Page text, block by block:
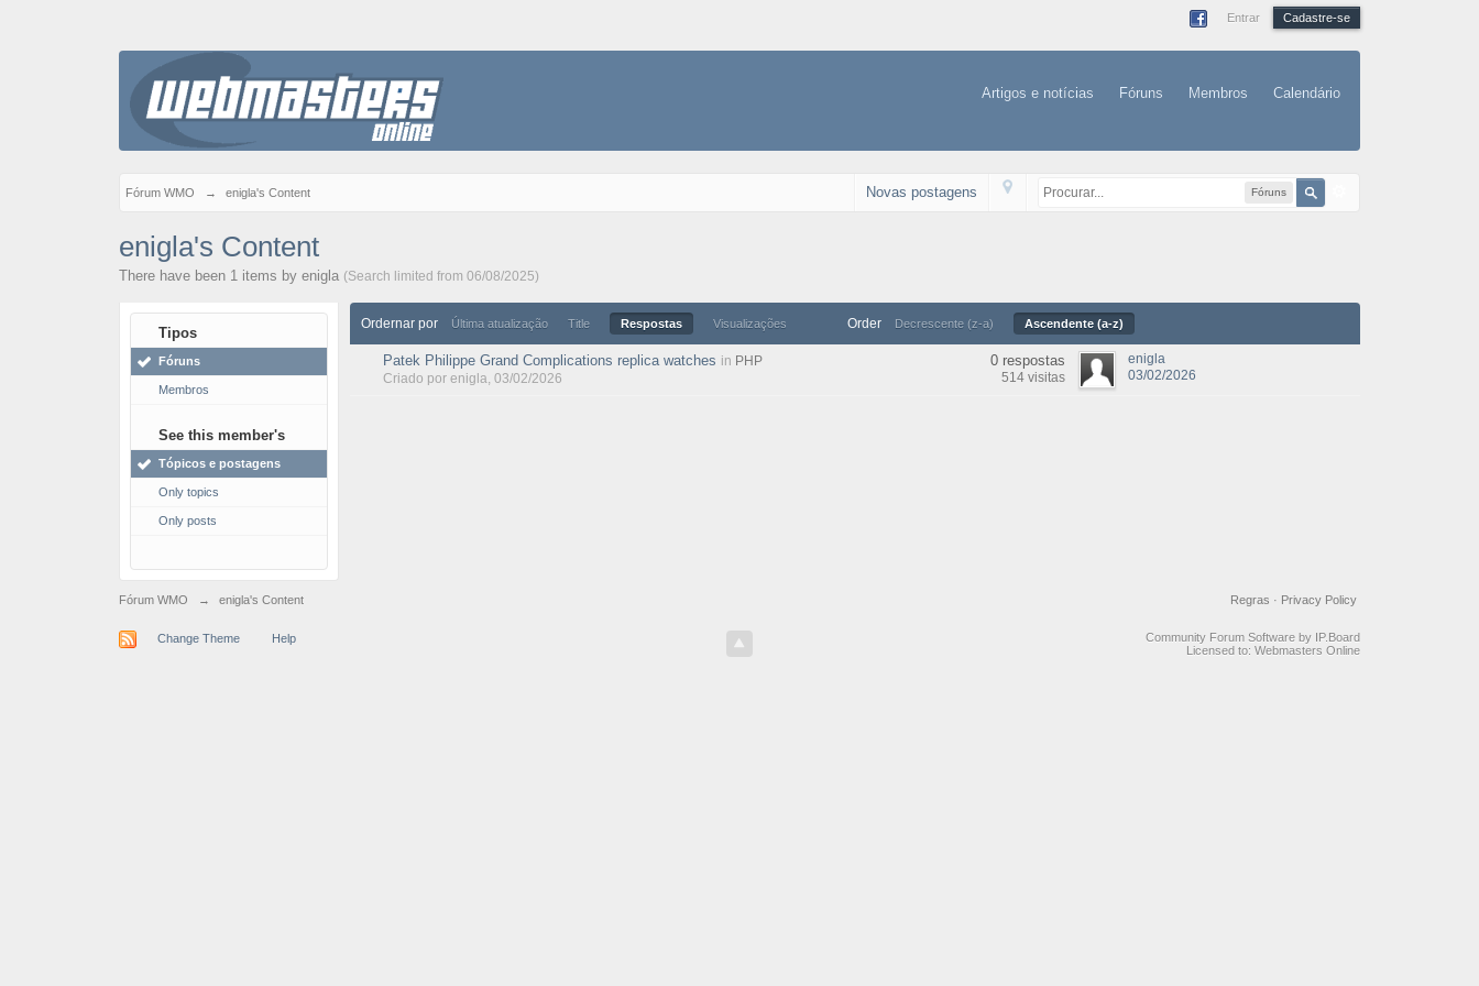
Entrar Cadastre-se
Artigos e notícias Fóruns Membros Calendário
Fórum WMO → enigla's Content Fóruns
Novas postagens
enigla's Content
There have been 1 items by enigla (Search limited from 06/08/2025)
Tipos
Fóruns
Membros
See this member's
Tópicos e postagens
Only topics
Only posts
Ordernar por Última atualização Title Respostas Visualizações Order Decrescente (z-a) Ascendente (a-z)
Patek Philippe Grand Complications replica watches in PHP
Criado por enigla, 03/02/2026
0 respostas
514 visitas
enigla
03/02/2026
Fórum WMO → enigla's Content Privacy Policy
Regras ·
Change Theme Help
Community Forum Software by IP.Board
Licensed to: Webmasters Online